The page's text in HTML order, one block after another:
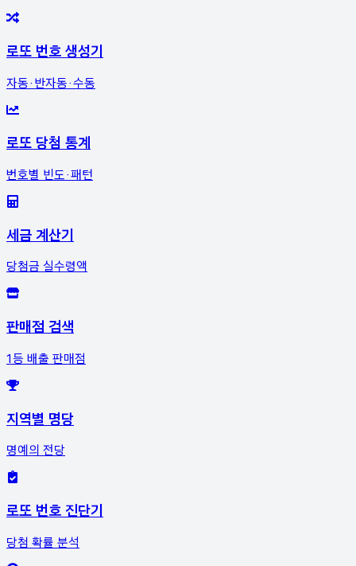
로또 번호 생성기
자동·반자동·수동
로또 당첨 통계
번호별 빈도·패턴
세금 계산기
당첨금 실수령액
판매점 검색
1등 배출 판매점
지역별 명당
명예의 전당
로또 번호 진단기
당첨 확률 분석